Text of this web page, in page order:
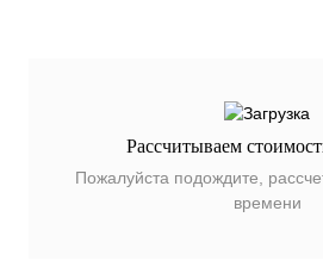
Рассчитываем
Пожалуйста подождите,
времени